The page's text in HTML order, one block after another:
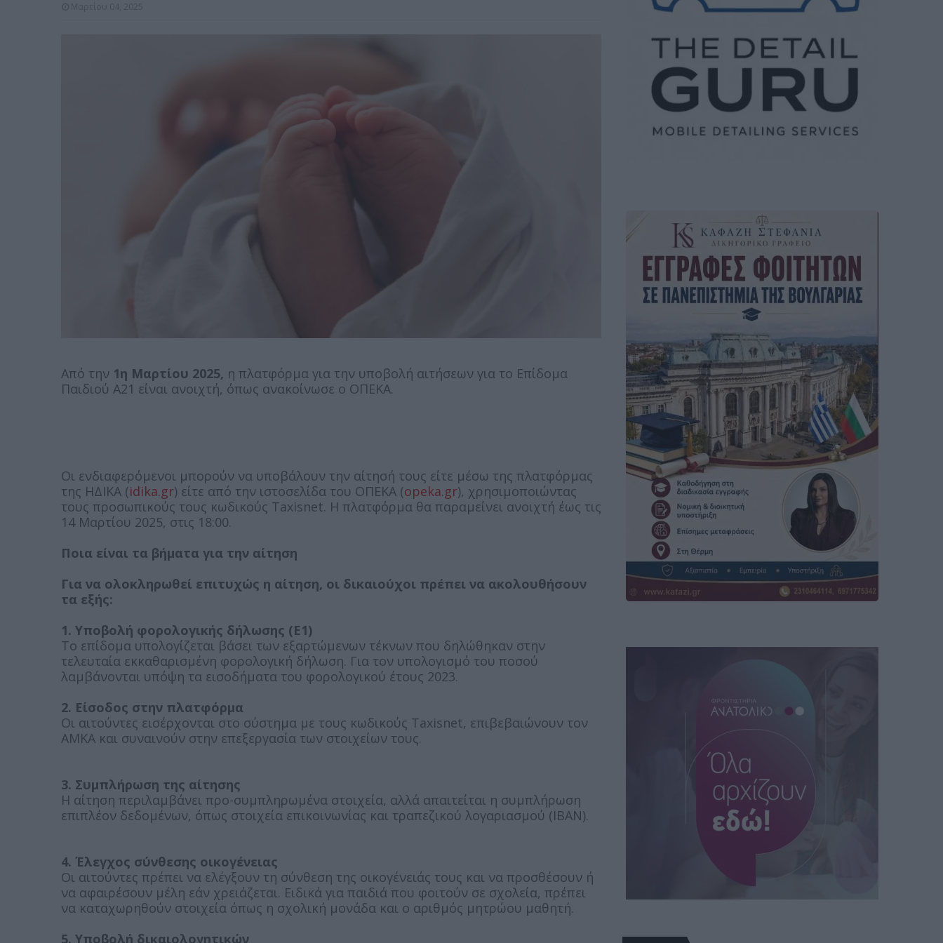
Από την 1η Μαρτίου 2025, η πλατφόρμα για την υποβολή αιτήσεων για το Επίδομα
Παιδιού Α21 είναι ανοιχτή, όπως ανακοίνωσε ο ΟΠΕΚΑ.
Οι ενδιαφερόμενοι μπορούν να υποβάλουν την αίτησή τους είτε μέσω της πλατφόρμας
της ΗΔΙΚΑ (idika.gr) είτε από την ιστοσελίδα του ΟΠΕΚΑ (opeka.gr), χρησιμοποιώντας
τους προσωπικούς τους κωδικούς Taxisnet. Η πλατφόρμα θα παραμείνει ανοιχτή έως τις
14 Μαρτίου 2025, στις 18:00.
Ποια είναι τα βήματα για την αίτηση
Για να ολοκληρωθεί επιτυχώς η αίτηση, οι δικαιούχοι πρέπει να ακολουθήσουν
τα εξής:
1. Υποβολή φορολογικής δήλωσης (Ε1)
Το επίδομα υπολογίζεται βάσει των εξαρτώμενων τέκνων που δηλώθηκαν στην
τελευταία εκκαθαρισμένη φορολογική δήλωση. Για τον υπολογισμό του ποσού
λαμβάνονται υπόψη τα εισοδήματα του φορολογικού έτους 2023.
2. Είσοδος στην πλατφόρμα
Οι αιτούντες εισέρχονται στο σύστημα με τους κωδικούς Taxisnet, επιβεβαιώνουν τον
ΑΜΚΑ και συναινούν στην επεξεργασία των στοιχείων τους.
3. Συμπλήρωση της αίτησης
Η αίτηση περιλαμβάνει προ-συμπληρωμένα στοιχεία, αλλά απαιτείται η συμπλήρωση
επιπλέον δεδομένων, όπως στοιχεία επικοινωνίας και τραπεζικού λογαριασμού (IBAN).
4. Έλεγχος σύνθεσης οικογένειας
Οι αιτούντες πρέπει να ελέγξουν τη σύνθεση της οικογένειάς τους και να προσθέσουν ή
να αφαιρέσουν μέλη εάν χρειάζεται. Ειδικά για παιδιά που φοιτούν σε σχολεία, πρέπει
να καταχωρηθούν στοιχεία όπως η σχολική μονάδα και ο αριθμός μητρώου μαθητή.
5. Υποβολή δικαιολογητικών